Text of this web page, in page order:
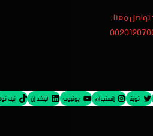
تواصل معنا :
تويتر إنستجرام يوتيوب لينكد إن تيك